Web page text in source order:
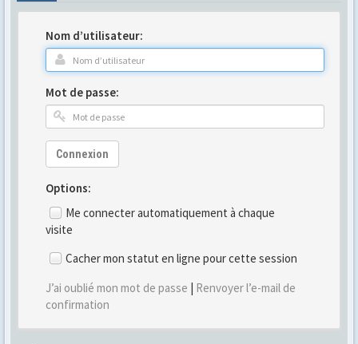
Nom d’utilisateur:
Mot de passe:
Connexion
Options:
Me connecter automatiquement à chaque
visite
Cacher mon statut en ligne pour cette session
J’ai oublié mon mot de passe | Renvoyer l’e-mail de
confirmation